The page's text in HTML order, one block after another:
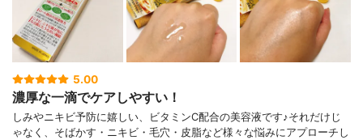
5.00
濃厚な一滴でケアしやすい！
しみやニキビ予防に嬉しい、ビタミンC配合の美容液です♪それだけじ
ゃなく、そばかす・ニキビ・毛穴・皮脂など様々な悩みにアプローチし